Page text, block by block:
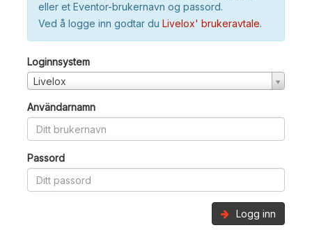
eller et Eventor-brukernavn og passord.
Ved å logge inn godtar du Livelox' brukeravtale.
Loginnsystem
Livelox
Användarnamn
Passord
Logg inn